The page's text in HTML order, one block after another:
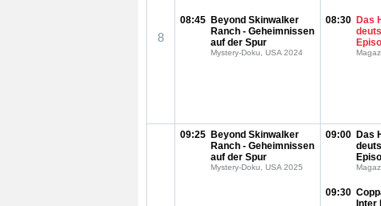
8
08:45 Beyond Skinwalker
Ranch - Geheimnissen
auf der Spur
Mystery-Doku, USA 2024
08:30 Das
09:25 Beyond Skinwalker
Ranch - Geheimnissen
auf der Spur
Mystery-Doku, USA 2025
09:00 Das
09:30
Inter